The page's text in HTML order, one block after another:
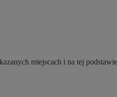
miejscach i na tej